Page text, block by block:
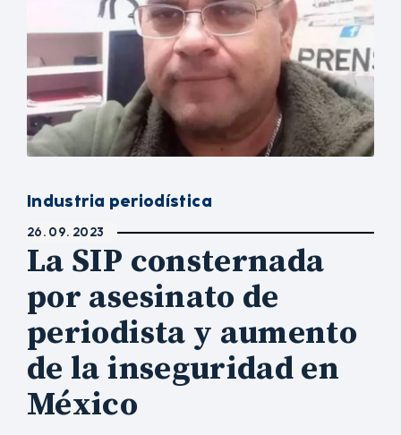
Industria periodística
26. 09. 2023
La SIP consternada
por asesinato de
periodista y aumento
de la inseguridad en
México